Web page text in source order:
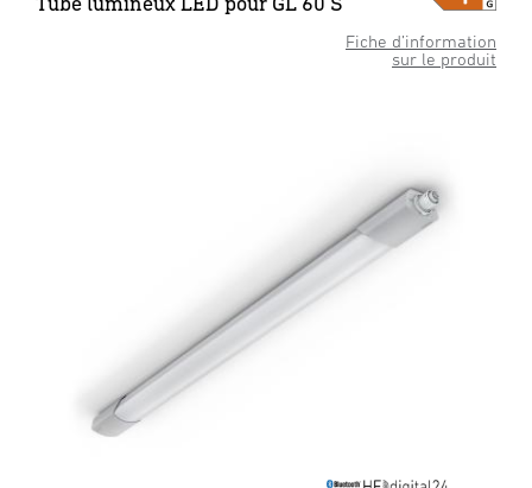
Fiche d’information
sur le produit